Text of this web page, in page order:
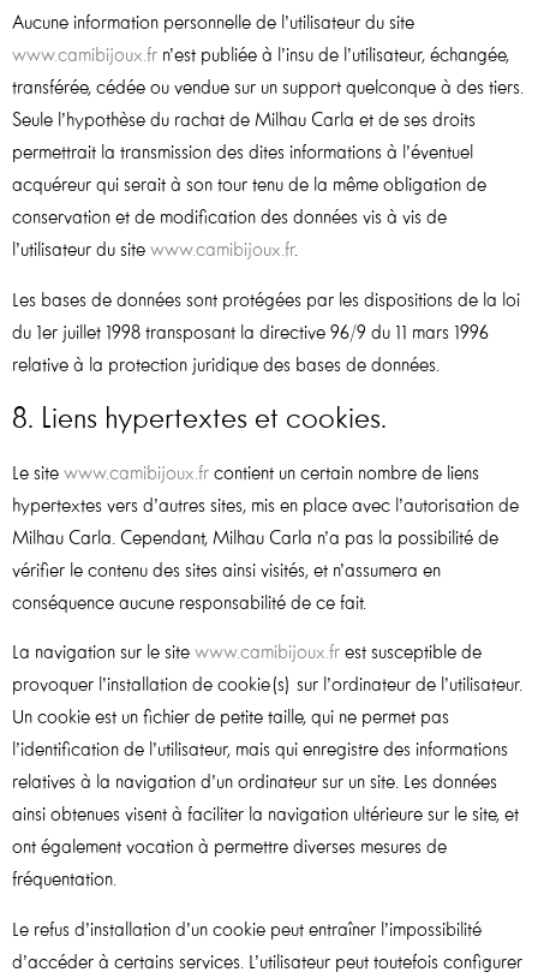
Aucune information personnelle de l’utilisateur du site
www.camibijoux.fr n’est publiée à l’insu de l’utilisateur, échangée,
transférée, cédée ou vendue sur un support quelconque à des tiers.
Seule l’hypothèse du rachat de Milhau Carla et de ses droits
permettrait la transmission des dites informations à l’éventuel
acquéreur qui serait à son tour tenu de la même obligation de
conservation et de modification des données vis à vis de
l’utilisateur du site www.camibijoux.fr.
Les bases de données sont protégées par les dispositions de la loi
du 1er juillet 1998 transposant la directive 96/9 du 11 mars 1996
relative à la protection juridique des bases de données.
8. Liens hypertextes et cookies.
Le site www.camibijoux.fr contient un certain nombre de liens
hypertextes vers d’autres sites, mis en place avec l’autorisation de
Milhau Carla. Cependant, Milhau Carla n’a pas la possibilité de
vérifier le contenu des sites ainsi visités, et n’assumera en
conséquence aucune responsabilité de ce fait.
La navigation sur le site www.camibijoux.fr est susceptible de
provoquer l’installation de cookie(s) sur l’ordinateur de l’utilisateur.
Un cookie est un fichier de petite taille, qui ne permet pas
l’identification de l’utilisateur, mais qui enregistre des informations
relatives à la navigation d’un ordinateur sur un site. Les données
ainsi obtenues visent à faciliter la navigation ultérieure sur le site, et
ont également vocation à permettre diverses mesures de
fréquentation.
Le refus d’installation d’un cookie peut entraîner l’impossibilité
d’accéder à certains services. L’utilisateur peut toutefois configurer